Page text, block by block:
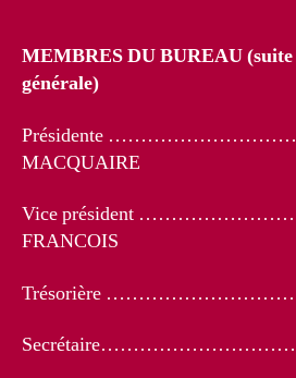
MEMBRES DU BUREAU (suite
générale)
Présidente
MACQUAIRE
Vice président
FRANCOIS
Trésorière